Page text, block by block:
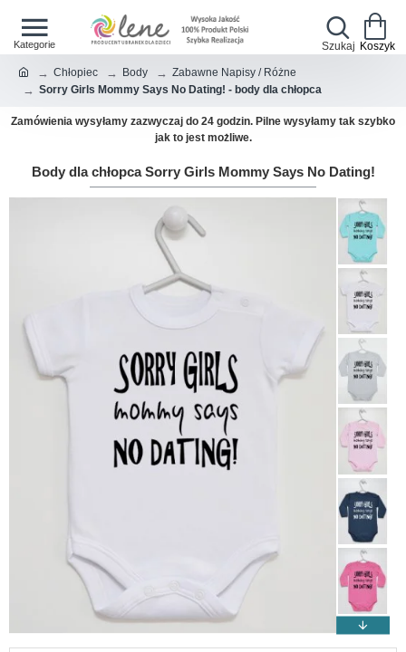
Chłopiec Body
Zabawne Napisy / Różne
Sorry Girls Mommy Says No Dating! - body dla chłopca
Zamówienia wysyłamy zazwyczaj do 24 godzin. Pilne wysyłamy tak szybko
jak to jest możliwe.
Body dla chłopca Sorry Girls Mommy Says No Dating!